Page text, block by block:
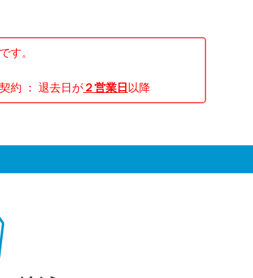
す。
約 ： 退去日が ２営業日 以降